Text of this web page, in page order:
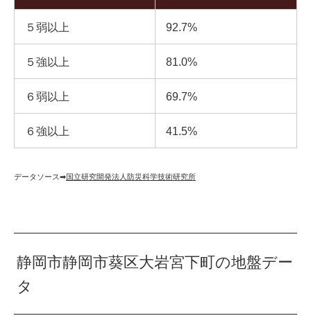
５弱以上 92.7%
５強以上 81.0%
６弱以上 69.7%
６強以上 41.5%
データソース➡︎国立研究開発法人防災科学技術研究所
静岡市静岡市葵区大岩宮下町の地盤デー
タ